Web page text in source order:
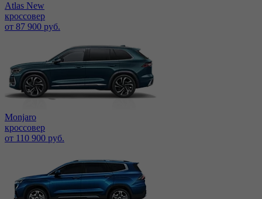
Atlas New
кроссовер
от 87 900 руб.
Monjaro
кроссовер
от 110 900 руб.